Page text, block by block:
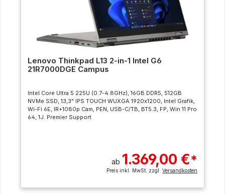
Lenovo Thinkpad L13 2-in-1 Intel G6
21R7000DGE Campus
Intel Core Ultra 5 225U (0.7-4.8GHz), 16GB DDR5, 512GB
NVMe SSD, 13,3" IPS TOUCH WUXGA 1920x1200, Intel Grafik,
Wi-Fi 6E, IR+1080p Cam, PEN, USB-C/TB, BT5.3, FP, Win 11 Pro
64, 1J. Premier Support
ab 1.369,00 €*
Preis inkl. MwSt. zzgl.Versandkosten